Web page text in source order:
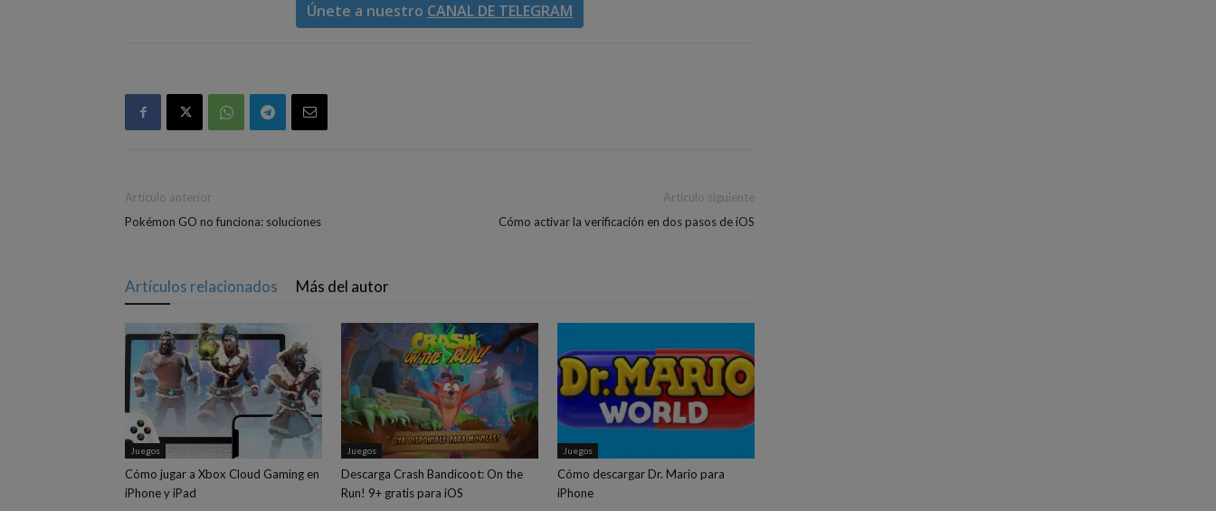
Únete a nuestro CANAL DE TELEGRAM
Artículo anterior
Pokémon GO no funciona: soluciones
Artículo siguiente
Cómo activar la verificación en dos pasos de iOS
Artículos relacionados Más del autor
Juegos
Cómo jugar a Xbox Cloud Gaming en
iPhone y iPad
Juegos
Descarga Crash Bandicoot: On the
Run‪!‬ 9+ gratis para iOS
Juegos
Cómo descargar Dr. Mario para
iPhone